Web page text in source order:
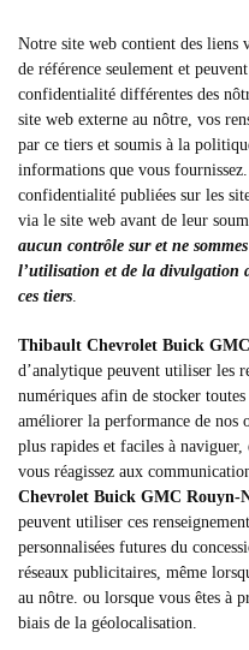
Notre site web contient des liens
de référence seulement et
confidentialité différentes des
site web externe au nôtre, vos
par ce tiers et soumis à la
informations que vous
confidentialité publiées sur les
via le site web avant de leur
aucun contrôle sur et ne
l’utilisation et de la divulgation
ces tiers.
Thibault Chevrolet Buick
d’analytique peuvent utiliser les
numériques afin de stocker
améliorer la performance de nos
plus rapides et faciles à
vous réagissez aux
Chevrolet Buick GMC Rouyn-
peuvent utiliser ces
personnalisées futures du
réseaux publicitaires, même
au nôtre. ou lorsque vous êtes à
biais de la géolocalisation.